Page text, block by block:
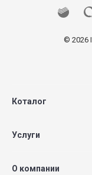
© 2026
Коталог
Услуги
О компании